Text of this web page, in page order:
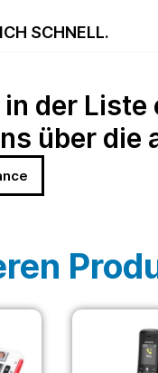
SCHNELL.
der Liste
über die